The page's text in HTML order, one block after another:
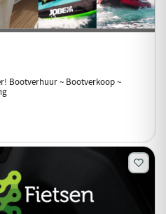
Bootverhuur ~ Bootverkoop ~